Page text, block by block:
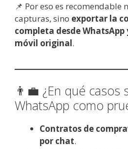
📌 Por eso es recomendable
capturas, sino exportar la
completa desde WhatsApp
móvil original.
👨‍💼 ¿En qué casos
WhatsApp como
Contratos de
por chat.